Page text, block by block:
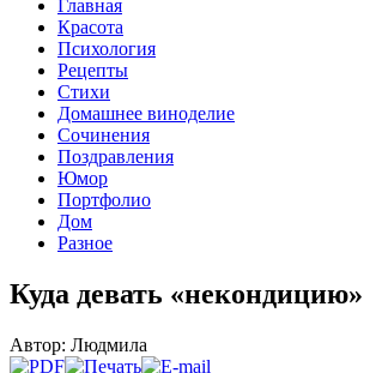
Главная
Красота
Психология
Рецепты
Стихи
Домашнее виноделие
Сочинения
Поздравления
Юмор
Портфолио
Дом
Разное
Куда девать «некондицию»
Автор: Людмила